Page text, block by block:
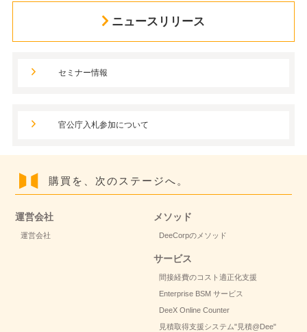
ニュースリリース
セミナー情報
官公庁入札参加について
購買を、次のステージへ。
運営会社
運営会社
メソッド
DeeCorpのメソッド
サービス
間接経費のコスト適正化支援
Enterprise BSM サービス
DeeX Online Counter
見積取得支援システム"見積@Dee"